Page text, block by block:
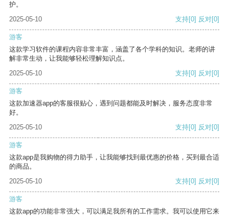
护。
2025-05-10
支持[0] 反对[0]
游客
这款学习软件的课程内容非常丰富，涵盖了各个学科的知识。老师的讲
解非常生动，让我能够轻松理解知识点。
2025-05-10
支持[0] 反对[0]
游客
这款加速器app的客服很贴心，遇到问题都能及时解决，服务态度非常
好。
2025-05-10
支持[0] 反对[0]
游客
这款app是我购物的得力助手，让我能够找到最优惠的价格，买到最合适
的商品。
2025-05-10
支持[0] 反对[0]
游客
这款app的功能非常强大，可以满足我所有的工作需求。我可以使用它来